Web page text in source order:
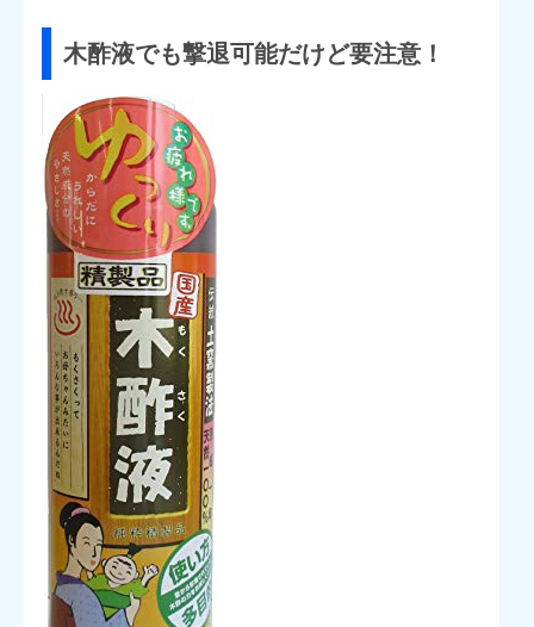
木酢液でも撃退可能だけど要注意！